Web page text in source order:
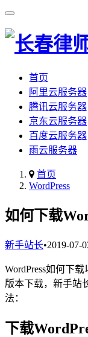
首页
阿里云服务器
腾讯云服务器
京东云服务器
百度云服务器
雨云服务器
首页
WordPress
如何下载
新手站长•2019-07-
WordPress如何下
版本下载，新手站
法：
下载